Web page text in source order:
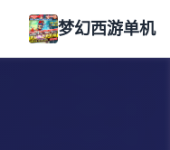
梦幻西游单机